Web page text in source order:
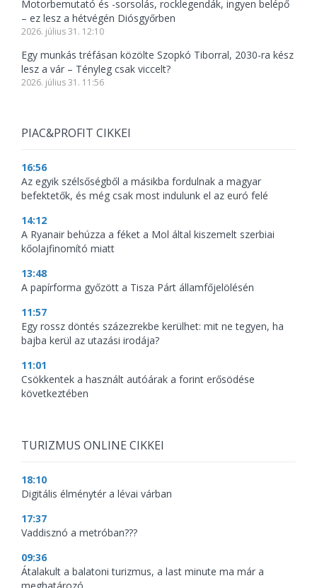
Motorbemutató és -sorsolás, rocklegendák, ingyen belépő
– ez lesz a hétvégén Diósgyőrben
2026. július 31. 12:10
Egy munkás tréfásan közölte Szopkó Tiborral, 2030-ra kész
lesz a vár – Tényleg csak viccelt?
2026. július 31. 11:56
PIAC&PROFIT CIKKEI
16:56
Az egyik szélsőségből a másikba fordulnak a magyar
befektetők, és még csak most indulunk el az euró felé
14:12
A Ryanair behúzza a féket a Mol által kiszemelt szerbiai
kőolajfinomító miatt
13:48
A papírforma győzött a Tisza Párt államfőjelölésén
11:57
Egy rossz döntés százezrekbe kerülhet: mit ne tegyen, ha
bajba kerül az utazási irodája?
11:01
Csökkentek a használt autóárak a forint erősödése
következtében
TURIZMUS ONLINE CIKKEI
18:10
Digitális élménytér a lévai várban
17:37
Vaddisznó a metróban???
09:36
Átalakult a balatoni turizmus, a last minute ma már a